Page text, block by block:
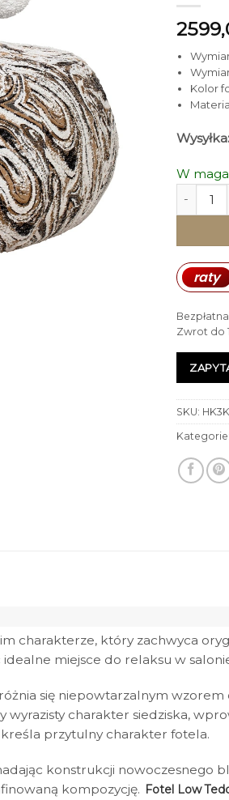
Kolor
W
ilość
raty
Zwrot do
SKU:
Kategorie:
charakterze, który zachwyca
miejsce do relaksu w
się niepowtarzalnym
charakter siedziska,
przytulny charakter fotela.
konstrukcji nowoczesnego
kompozycję. Fotel Low